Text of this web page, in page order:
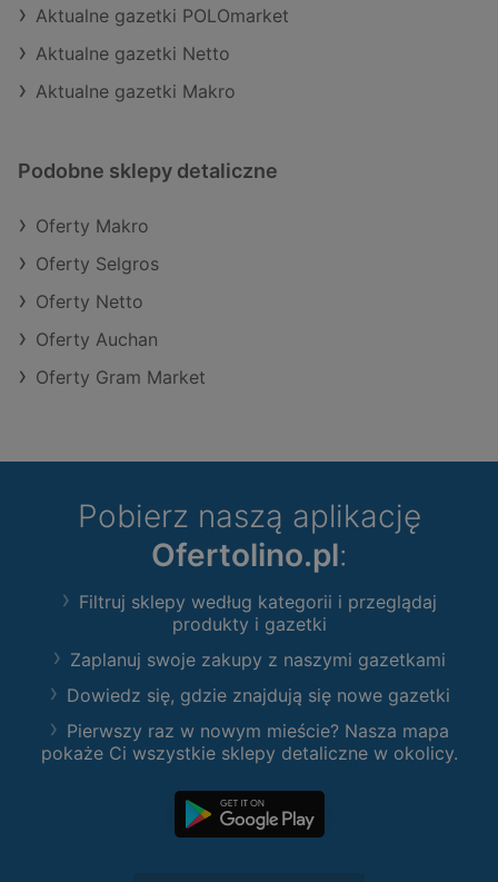
Aktualne gazetki POLOmarket
Aktualne gazetki Netto
Aktualne gazetki Makro
Podobne sklepy detaliczne
Oferty Makro
Oferty Selgros
Oferty Netto
Oferty Auchan
Oferty Gram Market
Pobierz naszą aplikację
Ofertolino.pl:
Filtruj sklepy według kategorii i przeglądaj
produkty i gazetki
Zaplanuj swoje zakupy z naszymi gazetkami
Dowiedz się, gdzie znajdują się nowe gazetki
Pierwszy raz w nowym mieście? Nasza mapa
pokaże Ci wszystkie sklepy detaliczne w okolicy.